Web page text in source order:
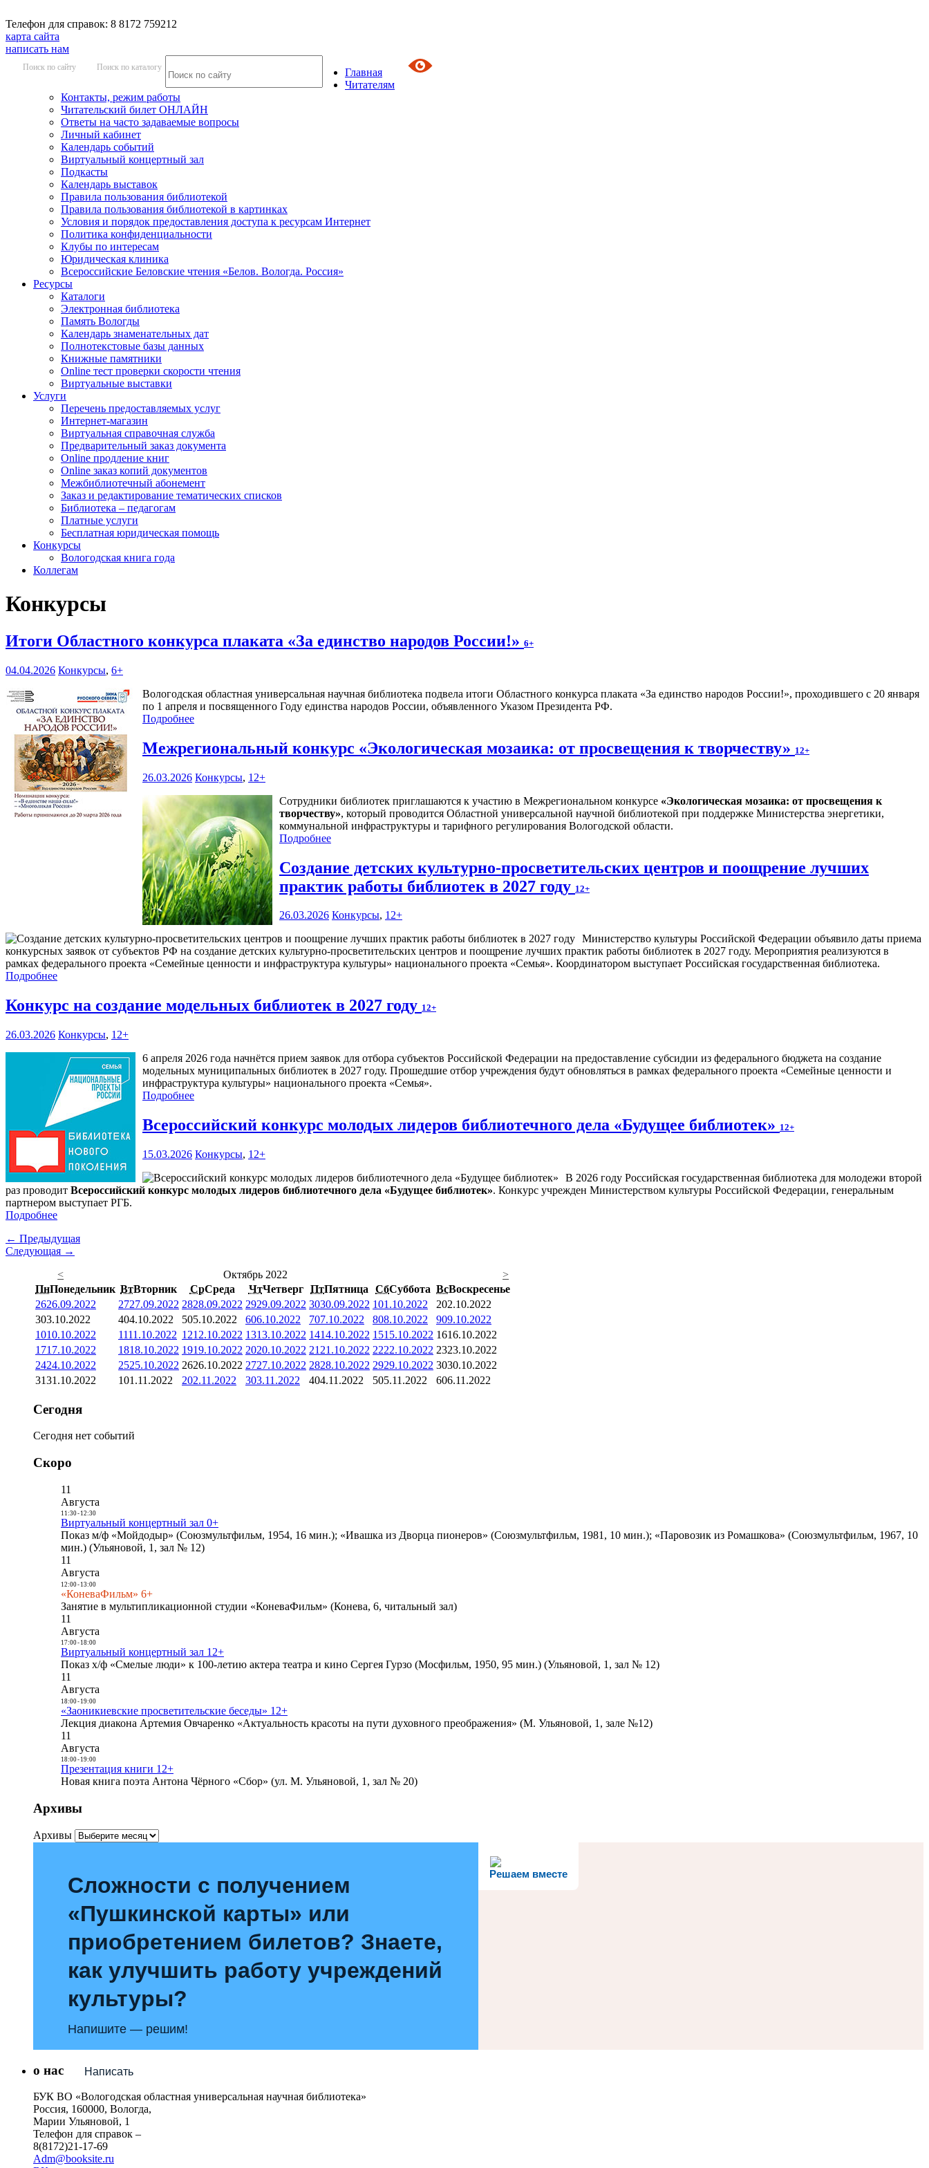
Телефон для справок: 8 8172 759212
карта сайта
написать нам
Поиск по сайту Поиск по каталогу
Главная
Читателям
Контакты, режим работы
Читательский билет ОНЛАЙН
Ответы на часто задаваемые вопросы
Личный кабинет
Календарь событий
Виртуальный концертный зал
Подкасты
Календарь выставок
Правила пользования библиотекой
Правила пользования библиотекой в картинках
Условия и порядок предоставления доступа к ресурсам Интернет
Политика конфиденциальности
Клубы по интересам
Юридическая клиника
Всероссийские Беловские чтения «Белов. Вологда. Россия»
Ресурсы
Каталоги
Электронная библиотека
Память Вологды
Календарь знаменательных дат
Полнотекстовые базы данных
Книжные памятники
Online тест проверки скорости чтения
Виртуальные выставки
Услуги
Перечень предоставляемых услуг
Интернет-магазин
Виртуальная справочная служба
Предварительный заказ документа
Online продление книг
Online заказ копий документов
Межбиблиотечный абонемент
Заказ и редактирование тематических списков
Библиотека – педагогам
Платные услуги
Бесплатная юридическая помощь
Конкурсы
Вологодская книга года
Коллегам
Конкурсы
Итоги Областного конкурса плаката «За единство народов России!» 6+
04.04.2026 Конкурсы, 6+
Вологодская областная универсальная научная библиотека подвела итоги Областного конкурса плаката «За единство народов России!», проходившего с 20 января
по 1 апреля и посвященного Году единства народов России, объявленного Указом Президента РФ.
Подробнее
Межрегиональный конкурс «Экологическая мозаика: от просвещения к творчеству» 12+
26.03.2026 Конкурсы, 12+
Сотрудники библиотек приглашаются к участию в Межрегиональном конкурсе «Экологическая мозаика: от просвещения к
творчеству», который проводится Областной универсальной научной библиотекой при поддержке Министерства энергетики,
коммунальной инфраструктуры и тарифного регулирования Вологодской области.
Подробнее
Создание детских культурно-просветительских центров и поощрение лучших
практик работы библиотек в 2027 году 12+
26.03.2026 Конкурсы, 12+
Министерство культуры Российской Федерации объявило даты приема
конкурсных заявок от субъектов РФ на создание детских культурно-просветительских центров и поощрение лучших практик работы библиотек в 2027 году. Мероприятия реализуются в
рамках федерального проекта «Семейные ценности и инфраструктура культуры» национального проекта «Семья». Координатором выступает Российская государственная библиотека.
Подробнее
Конкурс на создание модельных библиотек в 2027 году 12+
26.03.2026 Конкурсы, 12+
6 апреля 2026 года начнётся прием заявок для отбора субъектов Российской Федерации на предоставление субсидии из федерального бюджета на создание
модельных муниципальных библиотек в 2027 году. Прошедшие отбор учреждения будут обновляться в рамках федерального проекта «Семейные ценности и
инфраструктура культуры» национального проекта «Семья».
Подробнее
Всероссийский конкурс молодых лидеров библиотечного дела «Будущее библиотек» 12+
15.03.2026 Конкурсы, 12+
В 2026 году Российская государственная библиотека для молодежи второй
раз проводит Всероссийский конкурс молодых лидеров библиотечного дела «Будущее библиотек». Конкурс учрежден Министерством культуры Российской Федерации, генеральным
партнером выступает РГБ.
Подробнее
← Предыдущая
Следующая →
<
Октябрь 2022
>
ПнПонедельник ВтВторник СрСреда ЧтЧетверг ПтПятница СбСуббота ВсВоскресенье
2626.09.2022 2727.09.2022 2828.09.2022 2929.09.2022 3030.09.2022 101.10.2022 202.10.2022
303.10.2022 404.10.2022 505.10.2022 606.10.2022 707.10.2022 808.10.2022 909.10.2022
1010.10.2022 1111.10.2022 1212.10.2022 1313.10.2022 1414.10.2022 1515.10.2022 1616.10.2022
1717.10.2022 1818.10.2022 1919.10.2022 2020.10.2022 21 21.10.2022 2222.10.2022 2323.10.2022
2424.10.2022 2525.10.2022 2626.10.2022 2727.10.2022 2828.10.2022 2929.10.2022 3030.10.2022
3131.10.2022 101.11.2022 202.11.2022 303.11.2022 404.11.2022 505.11.2022 606.11.2022
Сегодня
Сегодня нет событий
Скоро
11
Августа
11:30- 12:30
Виртуальный концертный зал 0+
Показ м/ф «Мойдодыр» (Союзмультфильм, 1954, 16 мин.); «Ивашка из Дворца пионеров» (Союзмультфильм, 1981, 10 мин.); «Паровозик из Ромашкова» (Союзмультфильм, 1967, 10
мин.) (Ульяновой, 1, зал № 12)
11
Августа
12:00- 13:00
«КоневаФильм» 6+
Занятие в мультипликационной студии «КоневаФильм» (Конева, 6, читальный зал)
11
Августа
17:00- 18:00
Виртуальный концертный зал 12+
Показ х/ф «Смелые люди» к 100-летию актера театра и кино Сергея Гурзо (Мосфильм, 1950, 95 мин.) (Ульяновой, 1, зал № 12)
11
Августа
18:00- 19:00
«Заоникиевские просветительские беседы» 12+
Лекция диакона Артемия Овчаренко «Актуальность красоты на пути духовного преображения» (М. Ульяновой, 1, зале №12)
11
Августа
18:00- 19:00
Презентация книги 12+
Новая книга поэта Антона Чёрного «Сбор» (ул. М. Ульяновой, 1, зал № 20)
Архивы
Архивы
Решаем вместе
Сложности с получением
«Пушкинской карты» или
приобретением билетов? Знаете,
как улучшить работу учреждений
культуры?
Напишите — решим!
Написать
о нас
БУК ВО «Вологодская областная универсальная научная библиотека»
Россия, 160000, Вологда,
Марии Ульяновой, 1
Телефон для справок –
8(8172)21-17-69
Adm@booksite.ru